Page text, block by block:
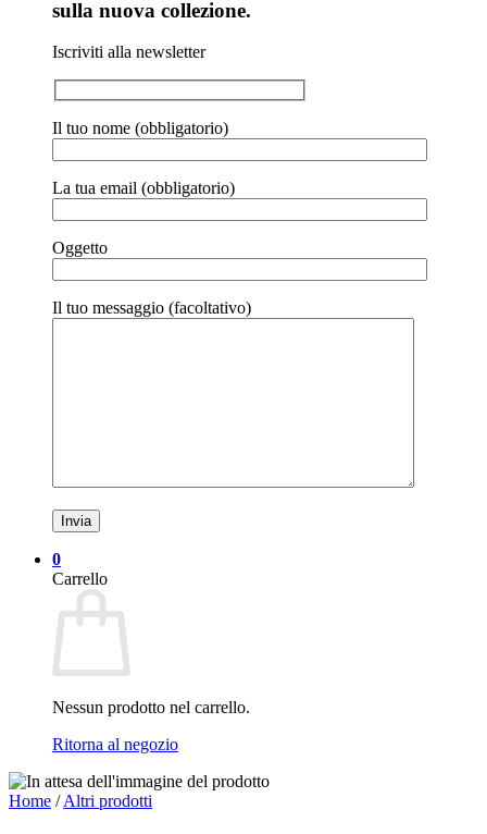
sulla nuova collezione.
Iscriviti alla newsletter
Il tuo nome (obbligatorio)
La tua email (obbligatorio)
Oggetto
Il tuo messaggio (facoltativo)
0
Carrello
Nessun prodotto nel carrello.
Ritorna al negozio
Home / Altri prodotti